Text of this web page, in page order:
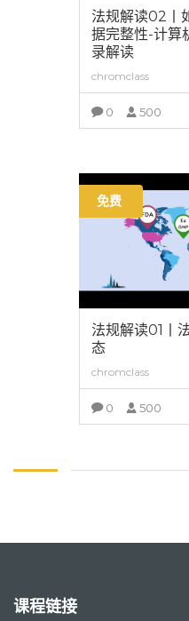
法规解读02丨
据完整性-计算
录解读
chromclass
0 500
免费
法规解读01丨
态
chromclass
0 500
课程链接